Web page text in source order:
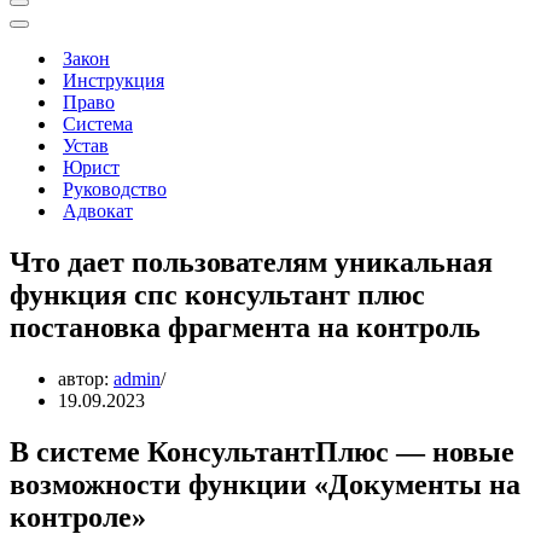
Меню
навигации
Меню
навигацииЗакон
Инструкция
Право
Система
Устав
Юрист
Руководство
Адвокат
Что дает пользователям уникальная
функция спс консультант плюс
постановка фрагмента на контроль
автор: admin
19.09.2023
В системе КонсультантПлюс — новые
возможности функции «Документы на
контроле»